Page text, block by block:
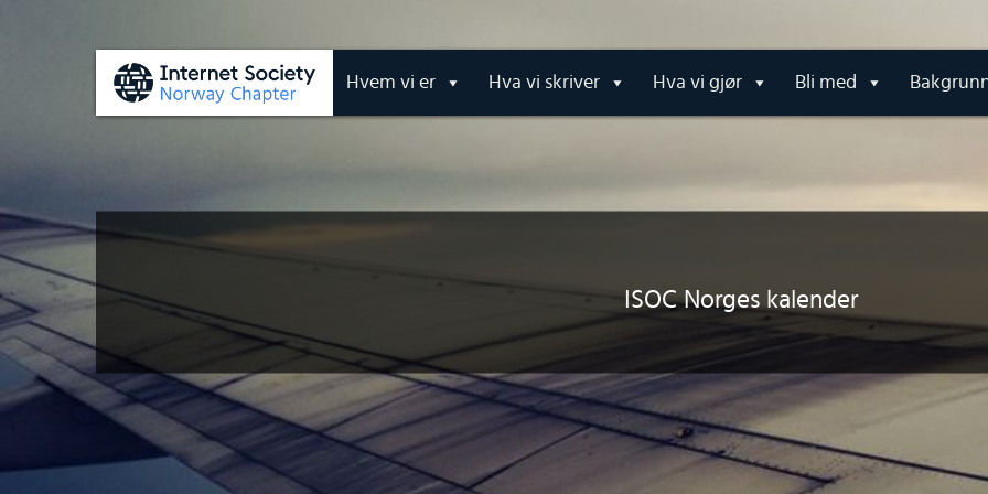
Hvem vi er Hva vi skriver Hva vi gjør Bli med
ISOC Norges kalender